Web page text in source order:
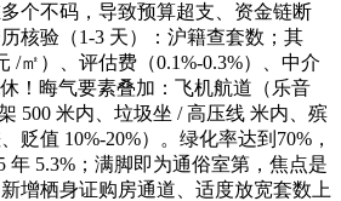
个不码，导致预算超支、资金链断
核验（1-3 天）：沪籍查套数；其
/㎡）、评估费（0.1%-0.3%）、中介
！晦气要素叠加：飞机航道（乐音
500 米内、垃圾坐 / 高压线 米内、殡
贬值 10%-20%）。绿化率达到70%，
年 5.3%；满脚即为通俗室第，焦点是
增栖身证购房通道、适度放宽套数上